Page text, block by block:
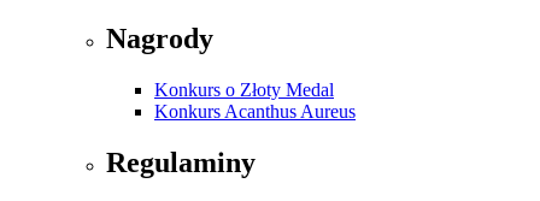
Nagrody
Konkurs o Złoty Medal
Konkurs Acanthus Aureus
Regulaminy